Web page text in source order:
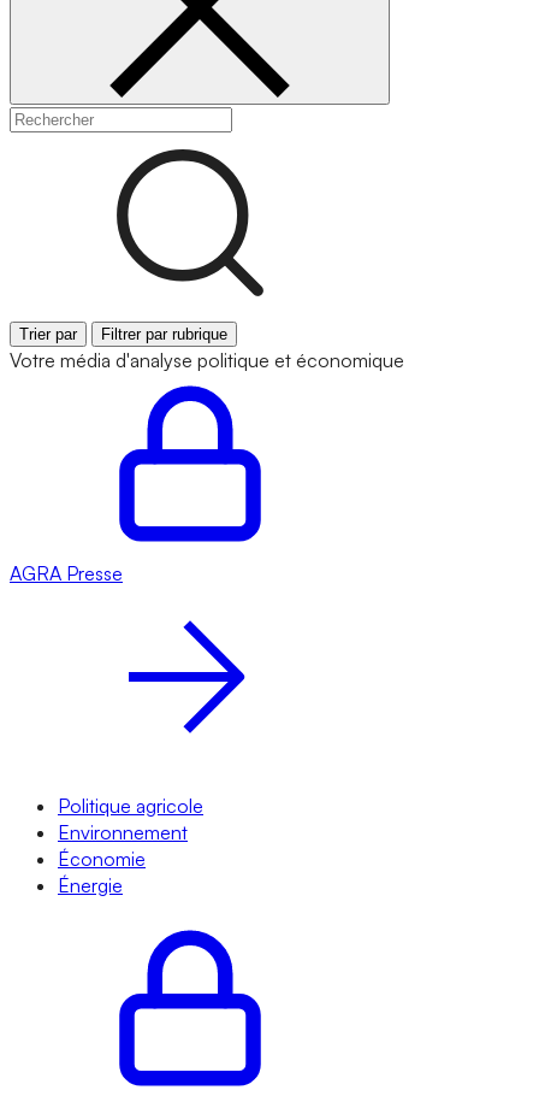
Trier par Filtrer par rubrique
Votre média d'analyse politique et économique
AGRA Presse
Politique agricole
Environnement
Économie
Énergie